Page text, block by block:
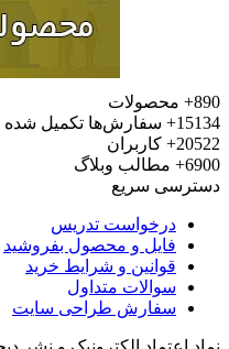
محصولات
سفارش‌ها تکمیل شده
کاربران
مطالب وبلاگ
سریع
درخواست تدریس
فایل و محصول بفروشید
قوانین و شرایط خرید
سوالات متداول
سفارش طراحی سایت